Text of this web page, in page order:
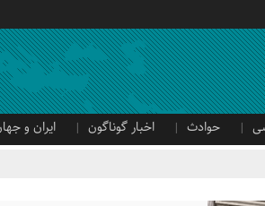
حوادث اخبار گوناگون ایران و